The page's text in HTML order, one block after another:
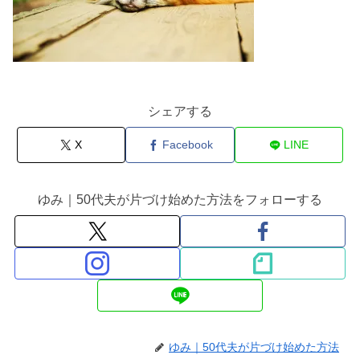
シェアする
X Facebook LINE
ゆみ｜50代夫が片づけ始めた方法をフォローする
ゆみ｜50代夫が片づけ始めた方法